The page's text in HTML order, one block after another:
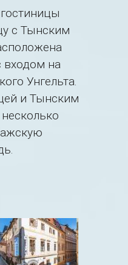
с Тынским
входом на
Унгельта.
и Тынским